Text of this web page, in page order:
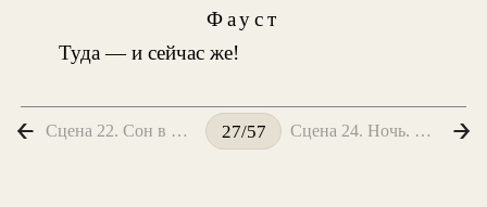
Фауст
Туда — и сейчас же!
Сцена 22. Сон в Вальпургиеву ночь 27/57 Сцена 24. Ночь. Открытое поле